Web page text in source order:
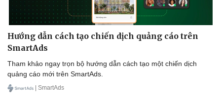
Sức khỏe
Cây thuốc
Sản phụ khoa
Nhi khoa
Blog
Hướng dẫn cách tạo chiến dịch quảng cáo trên
SmartAds
Tham khảo ngay trọn bộ hướng dẫn cách tạo một chiến dịch
quảng cáo mới trên SmartAds.
| SmartAds